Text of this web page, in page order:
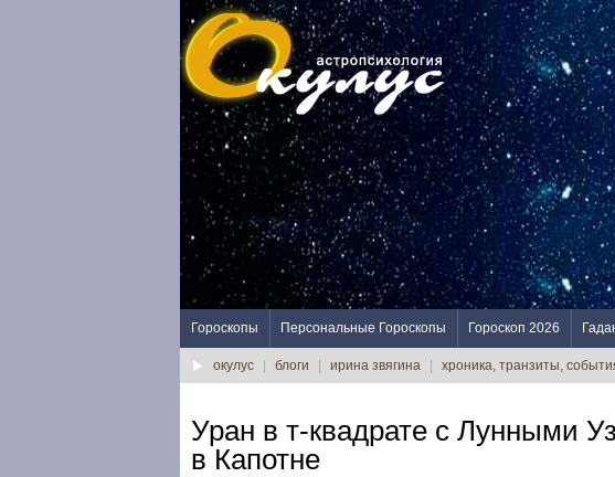
Гороскопы Персональные Гороскопы Гороскоп 2026
окулус блоги ирина звягина хроника, транзиты,
Уран в т-квадрате с Лунными
в Капотне